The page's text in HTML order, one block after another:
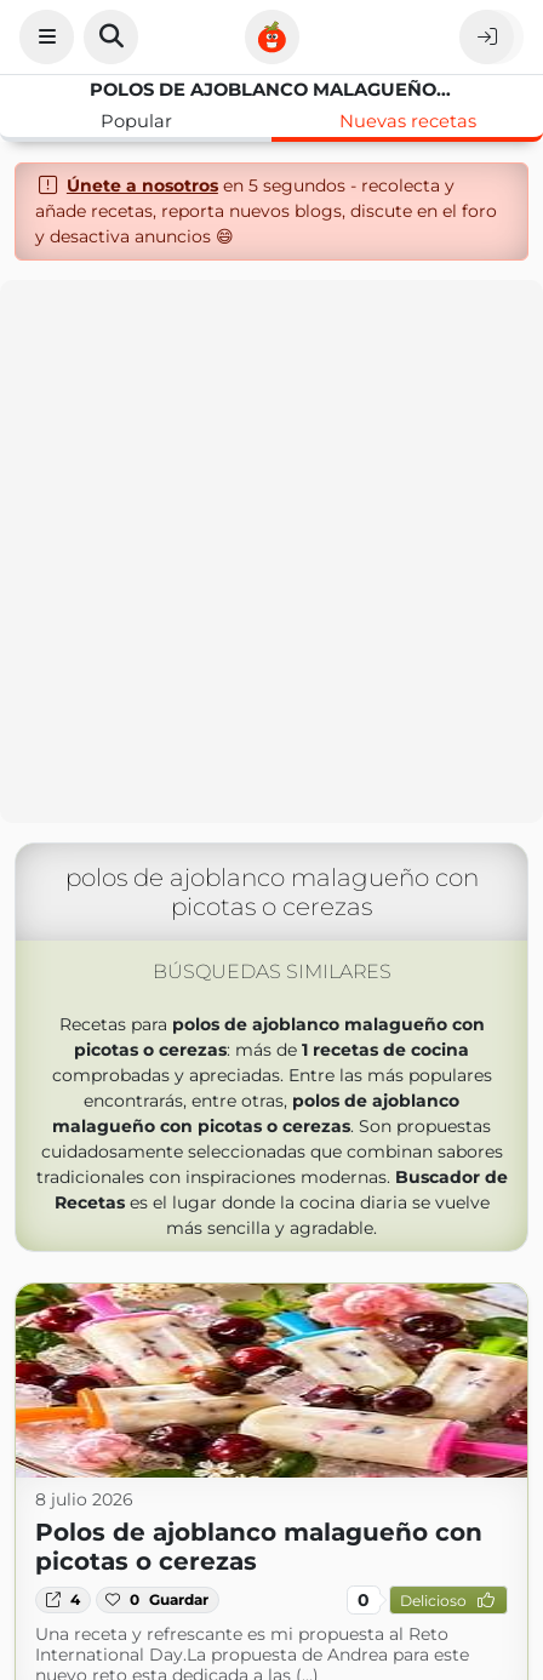
POLOS DE AJOBLANCO MALAGUEÑO CON PICOTAS O CEREZAS
Popular
Nuevas recetas
Únete a nosotrosen 5 segundos - recolecta y
añade recetas, reporta nuevos blogs, discute en el foro
y desactiva anuncios 😄
polos de ajoblanco malagueño con
picotas o cerezas
BÚSQUEDAS SIMILARES
Recetas para polos de ajoblanco malagueño con
picotas o cerezas: más de 1 recetas de cocina
comprobadas y apreciadas. Entre las más populares
encontrarás, entre otras, polos de ajoblanco
malagueño con picotas o cerezas. Son propuestas
cuidadosamente seleccionadas que combinan sabores
tradicionales con inspiraciones modernas. Buscador de
Recetases el lugar donde la cocina diaria se vuelve
más sencilla y agradable.
8 julio 2026
Polos de ajoblanco malagueño con
picotas o cerezas
4 0 Guardar 0 Delicioso
Una receta y refrescante es mi propuesta al Reto
International Day.La propuesta de Andrea para este
nuevo reto esta dedicada a las (...)